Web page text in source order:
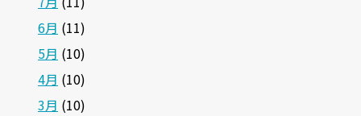
6月 (11)
5月 (10)
4月 (10)
3月 (10)